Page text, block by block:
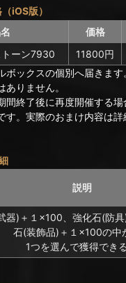
iOS版）
価格
ーン7930
11800円
ックスの個別へ届きます
りません。
間終了後に再度開催する場
す。実際のおまけ内容は詳
説明
器)＋１×100、強化石(防
石(装飾品)＋１×100の中
1つを選んで獲得でき